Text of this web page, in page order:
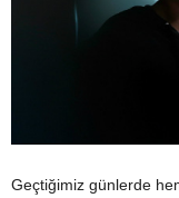
Geçtiğimiz günlerde